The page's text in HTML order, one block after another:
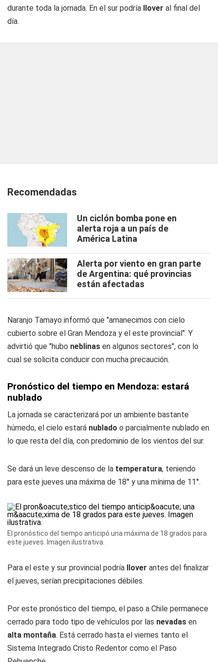
durante toda la jornada. En el sur podría llover al final del
día.
Recomendadas
Un ciclón bomba pone en
alerta roja a un país de
América Latina
Alerta por viento en gran parte
de Argentina: qué provincias
están afectadas
Naranjo Tamayo informó que "amanecimos con cielo
cubierto sobre el Gran Mendoza y el este provincial". Y
advirtió que "hubo neblinas en algunos sectores", con lo
cual se solicita conducir con mucha precaución.
Pronóstico del tiempo en Mendoza: estará
nublado
La jornada se caracterizará por un ambiente bastante
húmedo, el cielo estará nublado o parcialmente nublado en
lo que resta del día, con predominio de los vientos del sur.
Se dará un leve descenso de la temperatura, teniendo
para este jueves una máxima de 18° y una mínima de 11°.
El pronóstico del tiempo anticipó una máxima de 18 grados para
este jueves. Imagen ilustrativa.
Para el este y sur provincial podría llover antes del finalizar
el jueves, serían precipitaciones débiles.
Por este pronóstico del tiempo, el paso a Chile permanece
cerrado para todo tipo de vehículos por las nevadas en
alta montaña. Está cerrado hasta el viernes tanto el
Sistema Integrado Cristo Redentor como el Paso